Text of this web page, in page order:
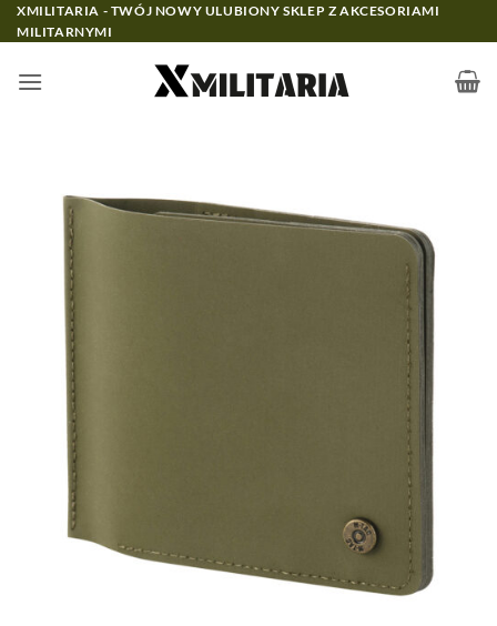
Przewiń
do
XMILITARIA - TWÓJ NOWY ULUBIONY SKLEP Z AKCESORIAMI
MILITARNYMI